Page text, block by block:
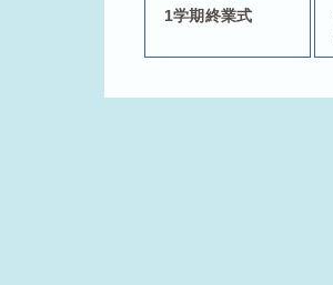
1学期終業式